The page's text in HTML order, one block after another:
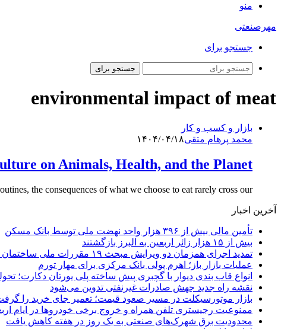
منو
مهرصنعتی
جستجو برای
جستجو برای
environmental impact of meat
بازار و کسب و کار
محمد پرهام متقی۱۴۰۴/۰۴/۱۸
on Animals, Health, and the Planet
the consequences of what we choose to eat rarely cross our…
آخرین اخبار
تأمین مالی بیش از ۳۹۶ هزار واحد نهضت ملی توسط بانک مسکن
بیش از ۱۵ هزار زائر اربعین به البرز بازگشتند
تمدید اجرای همزمان دو ویرایش مبحث ۱۹ مقررات ملی ساختمان تا پایان سال
عملیات بازار باز؛ اهرم پولی بانک مرکزی برای مهار تورم
انواع قاب بندی دیوار با گچبری پیش ساخته پلی یورتان دکارت؛
نقشه راه جدید جهش صادرات غیرنفتی تدوین می‌شود
بازار موتورسیکلت در مسیر صعود قیمت؛ تعمیر جای خرید را
ممنوعیت رجیستری تلفن همراه و خروج برخی خودروها در ایام
محدودیت برق شهرک‌های صنعتی به یک روز در هفته کاهش یافت